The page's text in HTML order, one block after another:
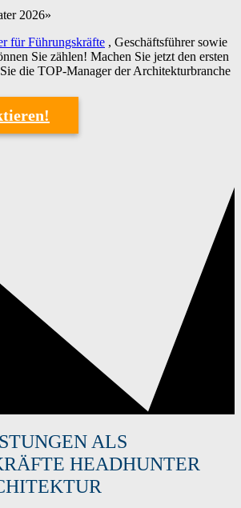
2026»
für Führungskräfte , Geschäftsführer sowie
Sie zählen! Machen Sie jetzt den ersten
die TOP-Manager der Architekturbranche
ALS
HEADHUNTER